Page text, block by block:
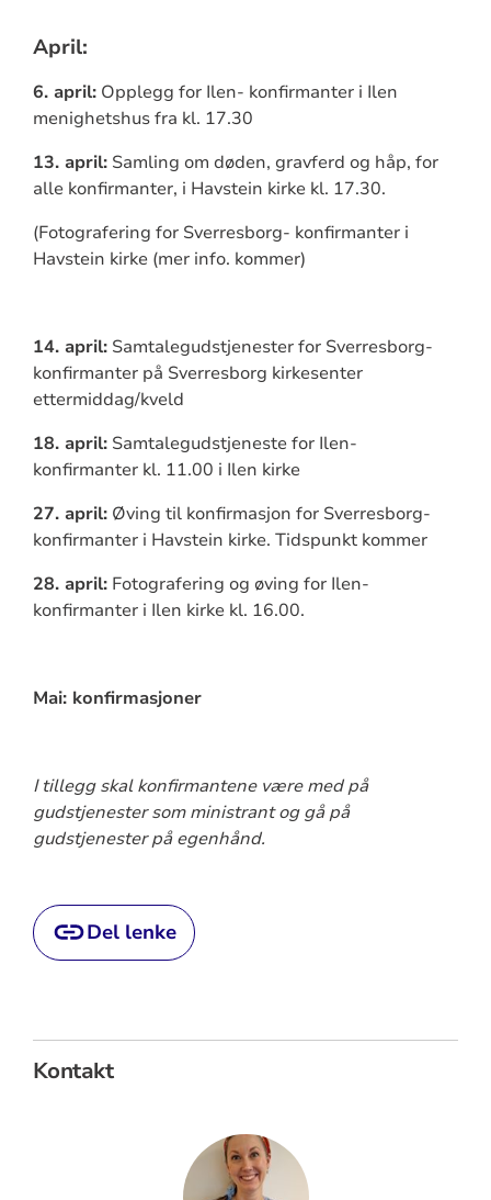
April:
6. april:Opplegg for Ilen- konfirmanter i Ilen
menighetshus fra kl. 17.30
13. april:Samling om døden, gravferd og håp, for
alle konfirmanter, i Havstein kirke kl. 17.30.
(Fotografering for Sverresborg- konfirmanter i
Havstein kirke (mer info. kommer)
14. april:Samtalegudstjenester for Sverresborg-
konfirmanter på Sverresborg kirkesenter
ettermiddag/kveld
18. april:Samtalegudstjeneste for Ilen-
konfirmanter kl. 11.00 i Ilen kirke
27. april:Øving til konfirmasjon for Sverresborg-
konfirmanter i Havstein kirke. Tidspunkt kommer
28. april:Fotografering og øving for Ilen-
konfirmanter i Ilen kirke kl. 16.00.
Mai: konfirmasjoner
I tillegg skal konfirmantene være med på
gudstjenester som ministrant og gå på
gudstjenester på egenhånd.
Del lenke
Kontakt